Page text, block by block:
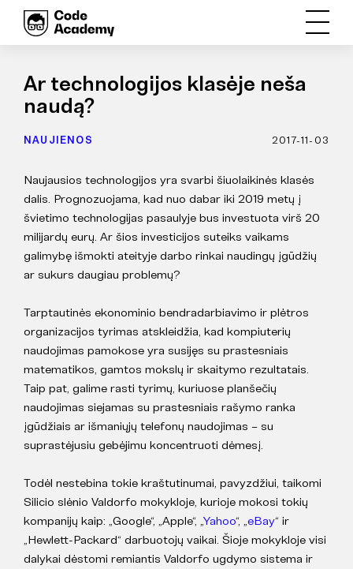
Ar technologijos klasėje neša
naudą?
NAUJIENOS 2017-11-03
Naujausios technologijos yra svarbi šiuolaikinės klasės
dalis. Prognozuojama, kad nuo dabar iki 2019 metų į
švietimo technologijas pasaulyje bus investuota virš 20
milijardų eurų. Ar šios investicijos suteiks vaikams
galimybę išmokti ateityje darbo rinkai naudingų įgūdžių
ar sukurs daugiau problemų?
Tarptautinės ekonominio bendradarbiavimo ir plėtros
organizacijos tyrimas atskleidžia, kad kompiuterių
naudojimas pamokose yra susijęs su prastesniais
matematikos, gamtos mokslų ir skaitymo rezultatais.
Taip pat, galime rasti tyrimų, kuriuose planšečių
naudojimas siejamas su prastesniais rašymo ranka
įgūdžiais ar išmaniųjų telefonų naudojimas – su
suprastėjusiu gebėjimu koncentruoti dėmesį.
Todėl nestebina tokie kraštutinumai, pavyzdžiui, taikomi
Silicio slėnio Valdorfo mokykloje, kurioje mokosi tokių
kompanijų kaip: „Google“, „Apple“, „Yahoo“, „eBay“ ir
„Hewlett-Packard“ darbuotojų vaikai. Šioje mokykloje visi
dalykai dėstomi remiantis Valdorfo ugdymo sistema ir